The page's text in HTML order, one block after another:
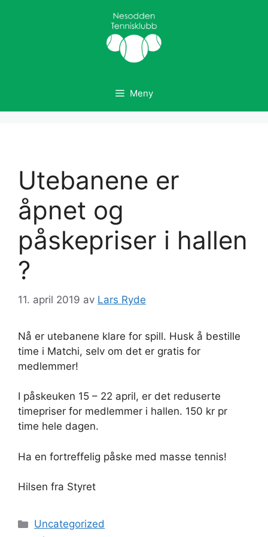
Meny
Utebanene er
åpnet og
påskepriser i hallen
?
11. april 2019 av Lars Ryde
Nå er utebanene klare for spill. Husk å bestille
time i Matchi, selv om det er gratis for
medlemmer!
I påskeuken 15 – 22 april, er det reduserte
timepriser for medlemmer i hallen. 150 kr pr
time hele dagen.
Ha en fortreffelig påske med masse tennis!
Hilsen fra Styret
Kategorier
Uncategorized